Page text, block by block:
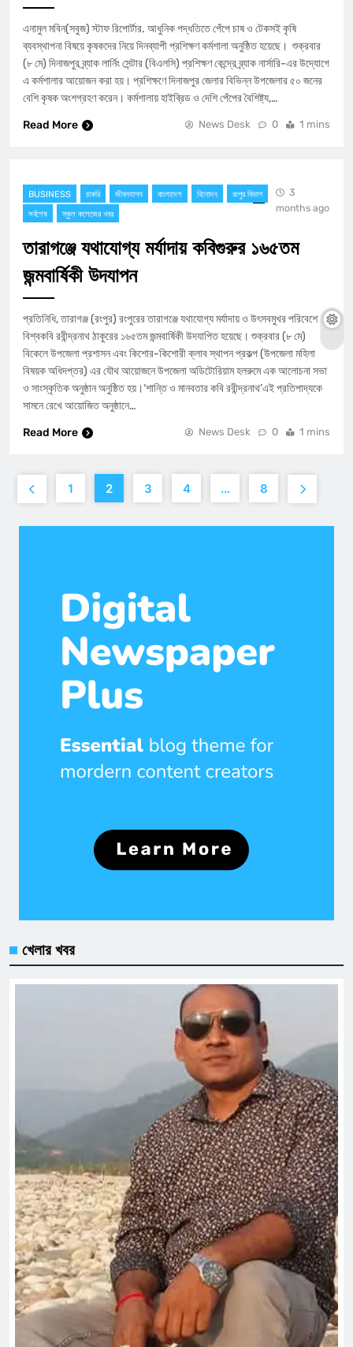
এনামুল মবিন(সবুজ) স্টাফ রিপোর্টার. আধুনিক পদ্ধতিতে পেঁপে চাষ ও টেকসই কৃষি
ব্যবস্থাপনা বিষয়ে কৃষকদের নিয়ে দিনব্যাপী প্রশিক্ষণ কর্মশালা অনুষ্ঠিত হয়েছে। শুক্রবার
(৮ মে) দিনাজপুর ব্র্যাক লার্নিং সেন্টার (বিএলসি) প্রশিক্ষণ কেন্দ্রে ব্র্যাক নার্সারি-এর উদ্যোগে
এ কর্মশালার আয়োজন করা হয়। প্রশিক্ষণে দিনাজপুর জেলার বিভিন্ন উপজেলার ৫০ জনের
বেশি কৃষক অংশগ্রহণ করেন। কর্মশালায় হাইব্রিড ও দেশি পেঁপের বৈশিষ্ট্য,…
Read More
News Desk 0 1 mins
BUSINESS চাকরি জীবনযাপন বাংলাদেশ বিনোদন
রংপুর বিভাগ
সর্বশেষ
স্কুল কলেজের খবর
3
months ago
তারাগঞ্জে যথাযোগ্য মর্যাদায় কবিগুরুর ১৬৫তম
জন্মবার্ষিকী উদযাপন
​প্রতিনিধি, তারাগঞ্জ (রংপুর) রংপুরের তারাগঞ্জে যথাযোগ্য মর্যাদায় ও উৎসবমুখর পরিবেশে
বিশ্বকবি রবীন্দ্রনাথ ঠাকুরের ১৬৫তম জন্মবার্ষিকী উদযাপিত হয়েছে। শুক্রবার (৮ মে)
বিকেলে উপজেলা প্রশাসন এবং কিশোর-কিশোরী ক্লাব স্থাপন প্রকল্প (উপজেলা মহিলা
বিষয়ক অধিদপ্তর) এর যৌথ আয়োজনে উপজেলা অডিটোরিয়াম হলরুমে এক আলোচনা সভা
ও সাংস্কৃতিক অনুষ্ঠান অনুষ্ঠিত হয়।​‘শান্তি ও মানবতার কবি রবীন্দ্রনাথ’এই প্রতিপাদ্যকে
সামনে রেখে আয়োজিত অনুষ্ঠানে…
Read More
News Desk 0 1 mins
1 2 3 4 … 8
খেলার খবর